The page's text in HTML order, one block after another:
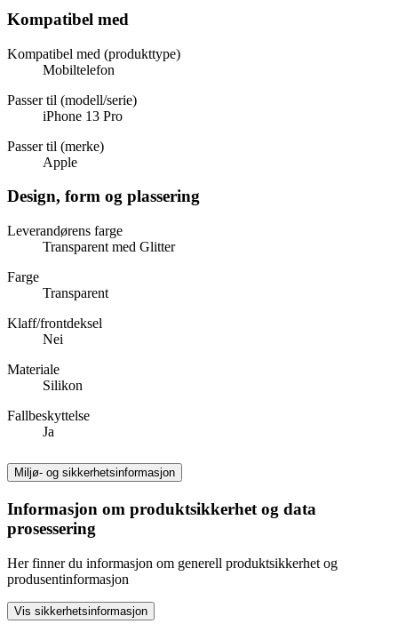
Kompatibel med
Kompatibel med (produkttype)
Mobiltelefon
Passer til (modell/serie)
iPhone 13 Pro
Passer til (merke)
Apple
Design, form og plassering
Leverandørens farge
Transparent med Glitter
Farge
Transparent
Klaff/frontdeksel
Nei
Materiale
Silikon
Fallbeskyttelse
Ja
Miljø- og sikkerhetsinformasjon
Informasjon om produktsikkerhet og data
prosessering
Her finner du informasjon om generell produktsikkerhet og
produsentinformasjon
Vis sikkerhetsinformasjon